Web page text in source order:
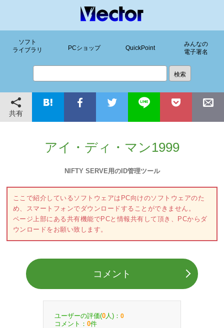
ソフト
ライブラリ
PCショップ QuickPoint
みんなの
電子署名
共有
アイ・ディ・マン1999
NIFTY SERVE用のID管理ツール
ここで紹介しているソフトウェアはPC向けのソフトウェアのた
め、スマートフォンでダウンロードすることができません。
ページ上部にある共有機能でPCと情報共有して頂き、PCからダ
ウンロードをお願い致します。
コメント
ユーザーの評価(0 人)： 0
コメント： 0件